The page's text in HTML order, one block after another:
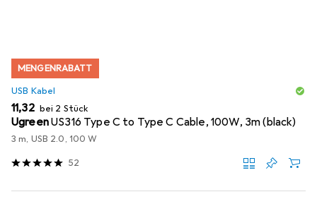
MENGENRABATT
USB Kabel
EUR
11,32 bei 2 Stück
UgreenUS316 Type C to Type C Cable, 100W, 3m (black)
3 m, USB 2.0, 100 W
52